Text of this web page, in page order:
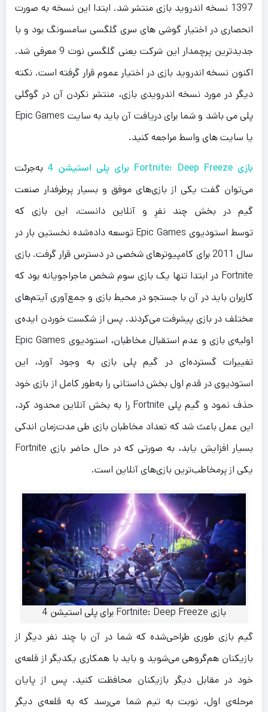
1397 نسخه اندروید بازی منتشر شد. ابتدا این نسخه به صورت
انحصاری در اختیار گوشی های سری گلگسی سامسونگ بود و با
جدیدترین پرچمدار این شرکت یعنی گلگسی نوت 9 معرفی شد.
اکنون نسخه اندروید بازی در اختیار عموم قرار گرفته است. نکته
دیگر در مورد نسخه اندرویدی بازی، منتشر نکردن آن در گوگلی
پلی می باشد و شما برای دریافت آن باید به سایت Epic Games
یا سایت های واسط مراجعه کنید.
بازی Fortnite: Deep Freeze برای پلی استیشن 4
به‌جرئت
می‌توان گفت یکی از بازی‌های موفق و بسیار پرطرفدار صنعت
گیم در بخش چند نفرِ و آنلاین دانست، این بازی که
توسط استودیوی Epic Games توسعه داده‌شده نخستین بار در
سال 2011 برای کامپیوترهای شخصی در دسترس قرار گرفت. بازی
Fortnite در ابتدا تنها یک بازی سوم شخص ماجراجویانه بود که
کاربران باید در آن با جستجو در محیط بازی و جمع‌آوری آیتم‌های
مختلف در بازی پیشرفت می‌کردند. پس از شکست خوردن ایده‌ی
اولیه‌ی بازی و عدم استقبال مخاطبان، استودیوی Epic Games
تغییرات گسترده‌ای در گیم پلی بازی به وجود آورد، این
استودیوی در قدم اول بخش داستانی را به‌طور کامل از بازی خود
حذف نمود و گیم پلی Fortnite را به بخش آنلاین محدود کرد،
این عمل باعث شد که تعداد مخاطبان بازی طی مدت‌زمان اندکی
بسیار افزایش یابد، به صورتی که در حال حاضر بازی Fortnite
یکی از پرمخاطب‌ترین بازی‌های آنلاین است.
بازی Fortnite: Deep Freeze برای پلی استیشن 4
گیم بازی طوری طراحی‌شده که شما در آن با چند نفر دیگر از
بازیکنان هم‌گروهی می‌شوید و باید با همکاری یکدیگر از قلعه‌ی
خود در مقابل دیگر بازیکنان محافظت کنید. پس از پایان
مرحله‌ی اول، نوبت به تیم شما می‌رسد که به قلعه‌ی دیگر